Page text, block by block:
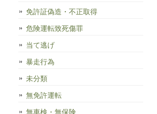
免許証偽造・不正取得
危険運転致死傷罪
当て逃げ
暴走行為
未分類
無免許運転
無車検・無保険